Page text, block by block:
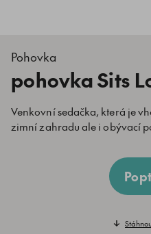
Pohovka
pohovka Sits
Venkovní sedačka, která je
zimní zahradu ale i obývací